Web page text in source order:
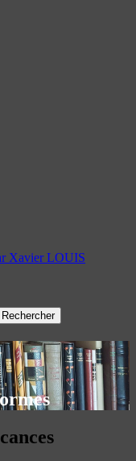
Xavier LOUIS